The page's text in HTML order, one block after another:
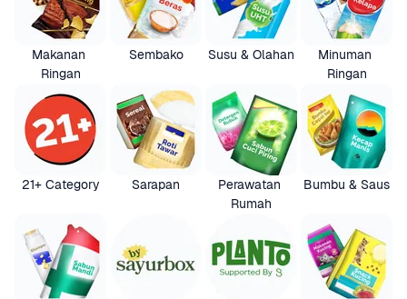
Makanan
Ringan
Sembako Susu & Olahan
Minuman
Ringan
21+ Category Sarapan
Perawatan
Rumah
Bumbu & Saus